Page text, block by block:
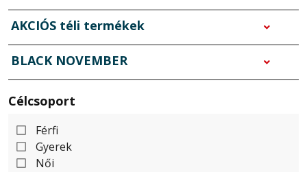
AKCIÓS téli termékek
BLACK NOVEMBER
Célcsoport
Férfi
Gyerek
Női